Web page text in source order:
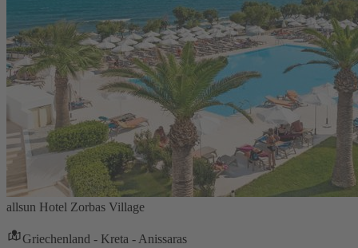
allsun Hotel Zorbas Village
Griechenland - Kreta - Anissaras